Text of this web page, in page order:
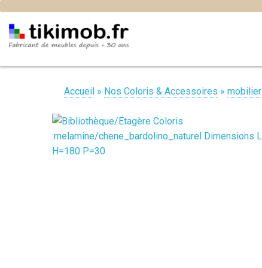
Accueil » Nos Coloris & Accessoires » mobilier